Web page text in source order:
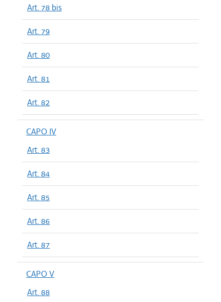
Art. 78 bis
Art. 79
Art. 80
Art. 81
Art. 82
CAPO IV
Art. 83
Art. 84
Art. 85
Art. 86
Art. 87
CAPO V
Art. 88